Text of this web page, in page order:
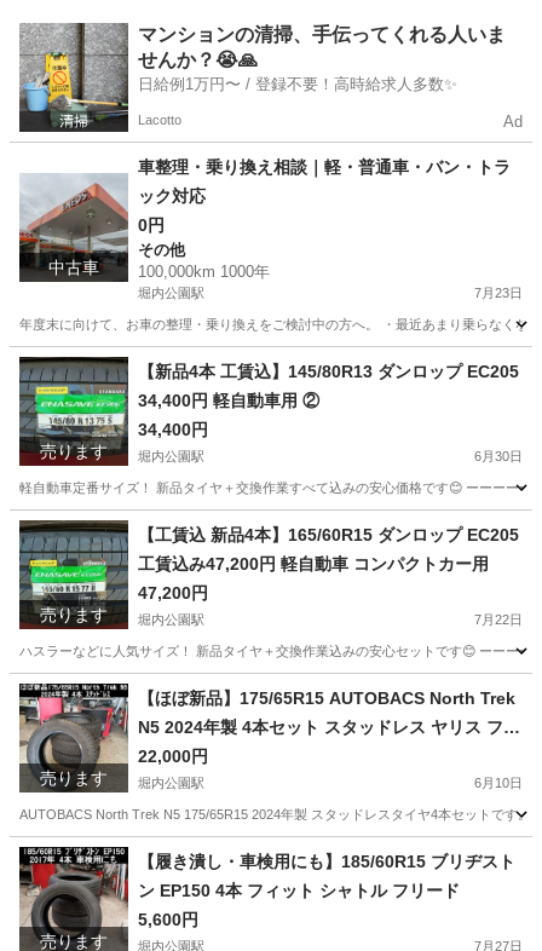
愛知 安城市 堀内公園駅 タイヤ、ホイール タイヤ
マンションの清掃、手伝ってくれる人いま
せんか？😭🙏
日給例1万円〜 / 登録不要！高時給求人多数✨
Lacotto Ad
中古車
車整理・乗り換え相談｜軽・普通車・バン・トラ
ック対応
0円
その他
100,000km 1000年
堀内公園駅 7月23日
年度末に向けて、お車の整理・乗り換えをご検討中の方へ。 ・最近あまり乗らなく
愛知 安城市 堀内公園駅 その他
売ります
【新品4本 工賃込】145/80R13 ダンロップ EC205
34,400円 軽自動車用 ②
34,400円
堀内公園駅 6月30日
軽自動車定番サイズ！ 新品タイヤ＋交換作業すべて込みの安心価格です😊 ーーーー
愛知 安城市 堀内公園駅 タイヤ、ホイール R13
売ります
【工賃込 新品4本】165/60R15 ダンロップ EC205
工賃込み47,200円 軽自動車 コンパクトカー用
47,200円
堀内公園駅 7月22日
ハスラーなどに人気サイズ！ 新品タイヤ＋交換作業込みの安心セットです😊 ーーー
愛知 安城市 堀内公園駅
売ります
【ほぼ新品】175/65R15 AUTOBACS North Trek
N5 2024年製 4本セット スタッドレス ヤリス フィ
ット アクア
22,000円
堀内公園駅 6月10日
AUTOBACS North Trek N5 175/65R15 2024年製 スタッドレスタイヤ4本セットです
愛知 安城市 堀内公園駅 タイヤ、ホイール
売ります
【履き潰し・車検用にも】185/60R15 ブリヂスト
ン EP150 4本 フィット シャトル フリード
5,600円
堀内公園駅 7月27日